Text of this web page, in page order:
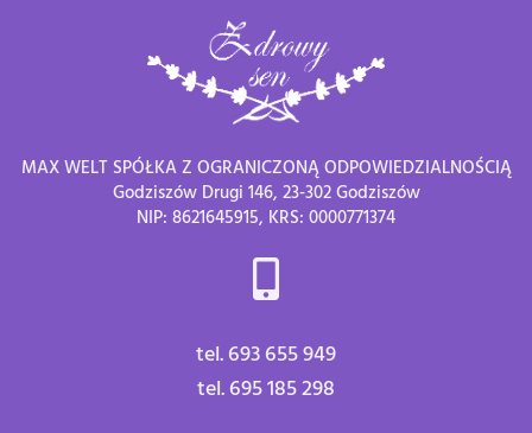
MAX WELT SPÓŁKA Z OGRANICZONĄ ODPOWIEDZIALNOŚCIĄ
Godziszów Drugi 146, 23-302 Godziszów
NIP: 8621645915, KRS: 0000771374
tel. 693 655 949
tel. 695 185 298